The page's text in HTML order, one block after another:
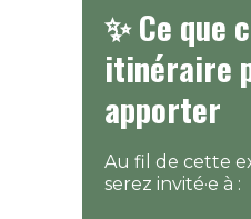
✨ Ce que
itinéraire
apporter
Au fil de cette
serez invité·e à :